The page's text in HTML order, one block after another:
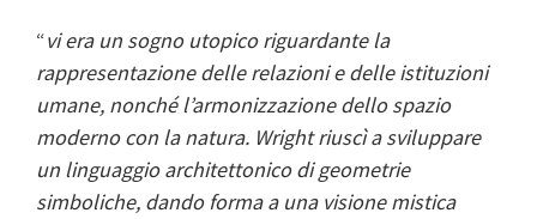
“vi era un sogno utopico riguardante la
rappresentazione delle relazioni e delle istituzioni
umane, nonché l’armonizzazione dello spazio
moderno con la natura. Wright riuscì a sviluppare
un linguaggio architettonico di geometrie
simboliche, dando forma a una visione mistica